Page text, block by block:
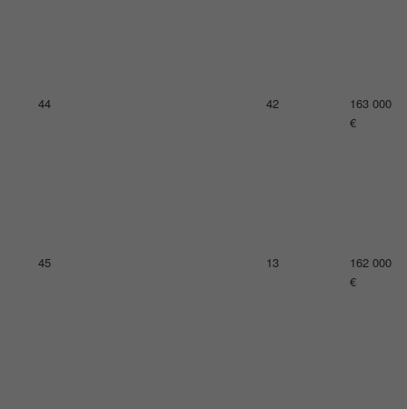
48 40
160 000
€
49 20
159 000
€